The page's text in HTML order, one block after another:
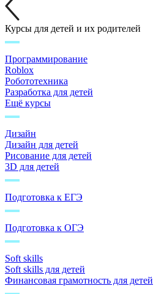
Курсы для детей и их родителей
Программирование
Roblox
Робототехника
Разработка для детей
Ещё курсы
Дизайн
Дизайн для детей
Рисование для детей
3D для детей
Подготовка к ЕГЭ
Подготовка к ОГЭ
Soft skills
Soft skills для детей
Финансовая грамотность для детей